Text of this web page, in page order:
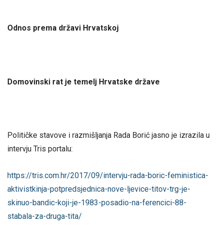
Odnos prema državi Hrvatskoj
Domovinski rat je temelj Hrvatske države
Političke stavove i razmišljanja Rada Borić jasno je izrazila u
intervju Tris portalu:
https://tris.com.hr/2017/09/intervju-rada-boric-feministica-
aktivistkinja-potpredsjednica-nove-ljevice-titov-trg-je-
skinuo-bandic-koji-je-1983-posadio-na-ferencici-88-
stabala-za-druga-tita/